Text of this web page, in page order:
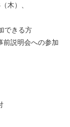
木）、
できる方
明会への参加